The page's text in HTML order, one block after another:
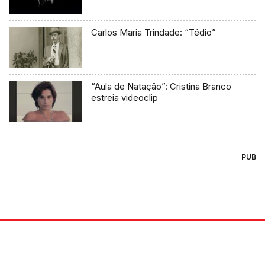
Carlos Maria Trindade: “Tédio”
“Aula de Natação”: Cristina Branco
estreia videoclip
PUB